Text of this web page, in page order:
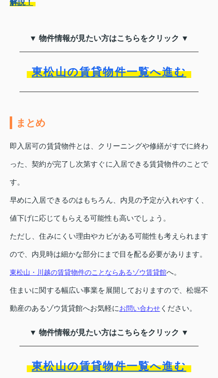
解説！
▼ 物件情報が見たい方はこちらをクリック ▼
東松山の賃貸物件一覧へ進む
まとめ
即入居可の賃貸物件とは、クリーニングや修繕がすでに終わ
った、契約が完了し次第すぐに入居できる賃貸物件のことで
す。
早めに入居できるのはもちろん、内見の予定が入れやすく、
値下げに応じてもらえる可能性も高いでしょう。
ただし、住みにくい理由やカビがある可能性も考えられます
ので、内見時は細かな部分にまで目を配る必要があります。
東松山・川越の賃貸物件のことならあるゾウ賃貸館へ。
住まいに関する幅広い事業を展開しておりますので、松堀不
動産のあるゾウ賃貸館へお気軽にお問い合わせ ください。
▼ 物件情報が見たい方はこちらをクリック ▼
東松山の賃貸物件一覧へ進む